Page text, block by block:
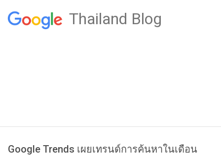
Thailand Blog
Google Trends เผยเทรนด์การค้นหาในเดือน